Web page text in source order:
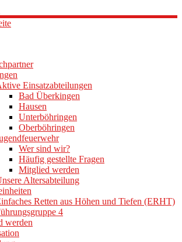
Einsatzabteilungen
Bad Überkingen
Hausen
Unterböhringen
Oberböhringen
Wer sind wir?
Häufig gestellte Fragen
Mitglied werden
Altersabteilung
Retten aus Höhen und Tiefen (ERHT)
4
werden